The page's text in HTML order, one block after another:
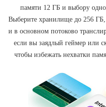
памяти 12 ГБ и выбору
Выберите хранилище до 256
и в основном потоково
если вы заядлый геймер или
чтобы избежать нехватки